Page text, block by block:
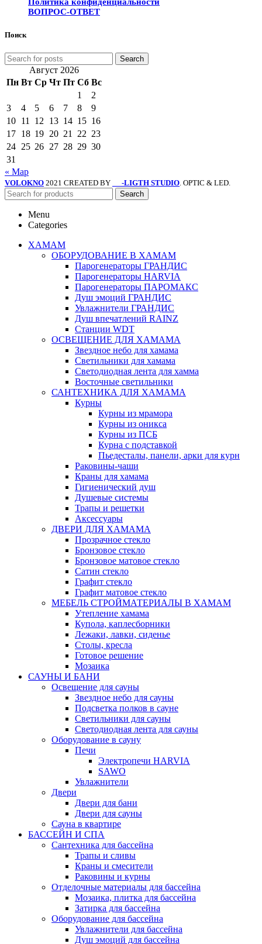
Политика конфиденциальности
ВОПРОС-ОТВЕТ
Поиск
Search
Август 2026
Пн Вт Ср Чт Пт Сб Вс
1
2
3
4 5 6 7 8
9
10 11 12 13 14 15 16
17 18 19 20 21 22 23
24 25 26 27 28 29 30
31
« Мар
VOLOKNO 2021 CREATED BY -LIGTH STUDIO . OPTIC & LED.
Search
Menu
Categories
ХАМАМ
ОБОРУДОВАНИЕ В ХАМАМ
Парогенераторы ГРАНДИС
Парогенераторы HARVIA
Парогенераторы ПАРОМАКС
Душ эмоций ГРАНДИС
Увлажнители ГРАНДИС
Душ впечатлений RAINZ
Станции WDT
ОСВЕЩЕНИЕ ДЛЯ ХАМАМА
Звездное небо для хамама
Светильники для хамама
Светодиодная лента для хамма
Восточные светильники
САНТЕХНИКА ДЛЯ ХАМАМА
Курны
Курны из мрамора
Курны из оникса
Курны из ПСБ
Курна с подставкой
Пьедесталы, панели, арки для курн
Раковины-чаши
Краны для хамама
Гигиенический душ
Душевые системы
Трапы и решетки
Аксессуары
ДВЕРИ ДЛЯ ХАМАМА
Прозрачное стекло
Бронзовое стекло
Бронзовое матовое стекло
Сатин стекло
Графит стекло
Графит матовое стекло
МЕБЕЛЬ СТРОЙМАТЕРИАЛЫ В ХАМАМ
Утепление хамама
Купола, каплесборники
Лежаки, лавки, сиденье
Столы, кресла
Готовое решение
Мозаика
САУНЫ И БАНИ
Освещение для сауны
Звездное небо для сауны
Подсветка полков в сауне
Светильники для сауны
Светодиодная лента для сауны
Оборудование в сауну
Печи
Электропечи HARVIA
SAWO
Увлажнители
Двери
Двери для бани
Двери для сауны
Сауна в квартире
БАССЕЙН И СПА
Сантехника для бассейна
Трапы и сливы
Краны и смесители
Раковины и курны
Отделочные материалы для бассейна
Мозаика, плитка для бассейна
Затирка для бассейна
Оборудование для бассейна
Увлажнители для бассейна
Душ эмоций для бассейна